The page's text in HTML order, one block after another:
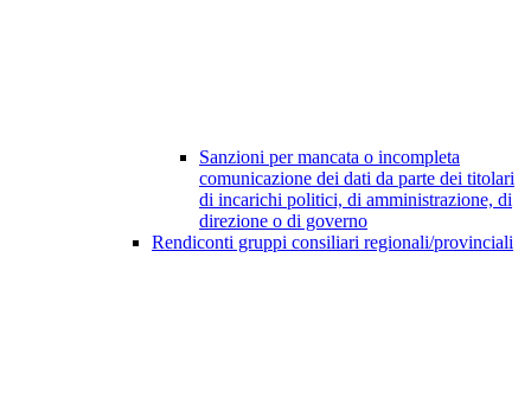
Sanzioni per mancata o incompleta
comunicazione dei dati da parte dei titolari
di incarichi politici, di amministrazione, di
direzione o di governo
Rendiconti gruppi consiliari regionali/provinciali